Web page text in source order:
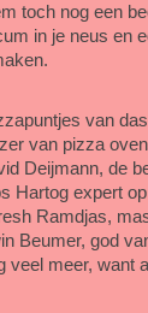
toch nog een
in je neus en
van
van pizza
Deijmann, de
Hartog expert
Ramdjas,
Beumer, god
veel meer, want